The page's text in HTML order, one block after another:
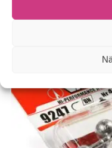
Tutustu myös